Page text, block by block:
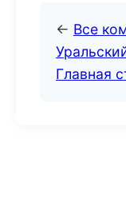
← Все
Главная